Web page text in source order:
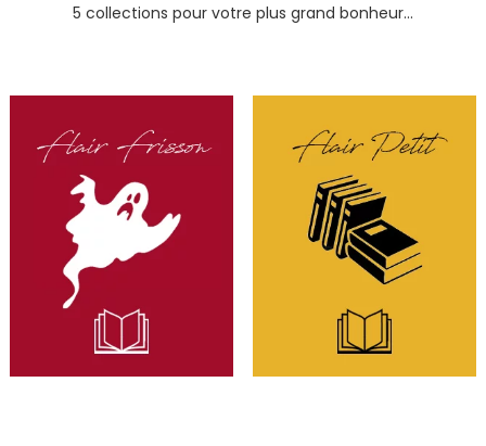
5 collections pour votre plus grand bonheur...